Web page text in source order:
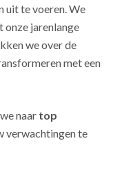
uit te voeren. We
onze jarenlange
we over de
met een
naar top
verwachtingen te